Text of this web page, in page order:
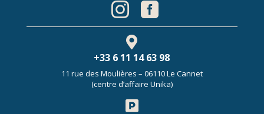
 

+33 6 11 14 63 98
11 rue des Moulières – 06110 Le Cannet
(centre d’affaire Unika)
